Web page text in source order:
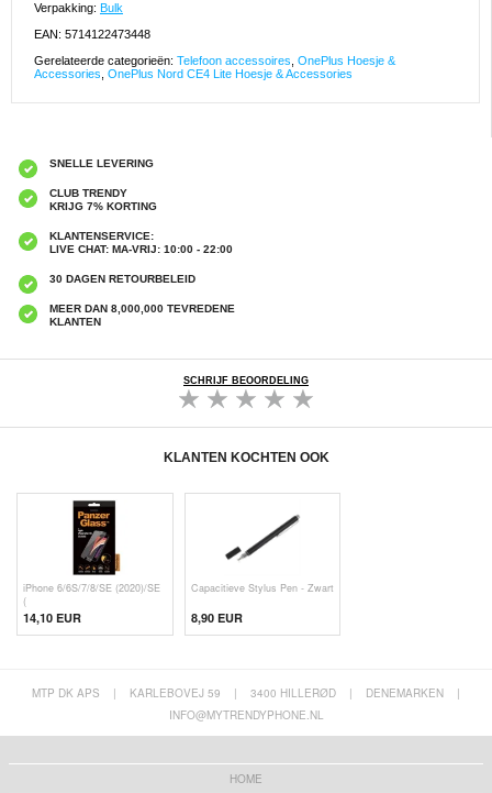
Verpakking: Bulk
EAN: 5714122473448
Gerelateerde categorieën: Telefoon accessoires OnePlus Hoesje &
Accessories OnePlus Nord CE4 Lite Hoesje & Accessories
SNELLE LEVERING
CLUB TRENDY
KRIJG 7% KORTING
KLANTENSERVICE:
LIVE CHAT: MA-VRIJ: 10:00 - 22:00
30 DAGEN RETOURBELEID
MEER DAN 8,000,000 TEVREDENE
KLANTEN
SCHRIJF BEOORDELING
KLANTEN KOCHTEN OOK
iPhone 6/6S/7/8/SE (2020)/SE
(
14,10 EUR
Capacitieve Stylus Pen - Zwart
8,90 EUR
MTP DK APS | KARLEBOVEJ 59 | 3400 HILLERØD | DENEMARKEN
|
INFO@MYTRENDYPHONE.NL
HOME